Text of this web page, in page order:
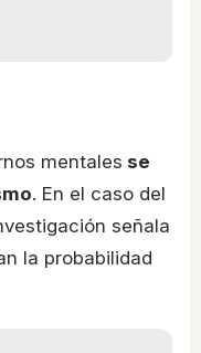
mentales se
. En el caso del
señala
la probabilidad